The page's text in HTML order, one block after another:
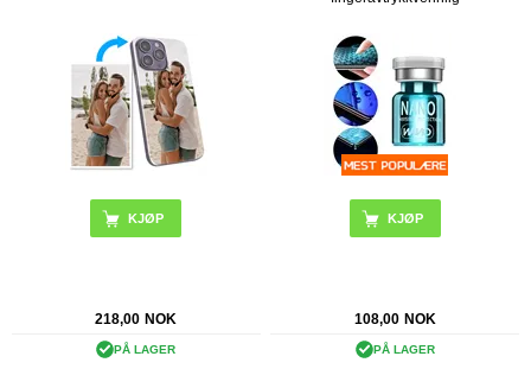
218,00 NOK
PÅ LAGER
108,00 NOK
PÅ LAGER